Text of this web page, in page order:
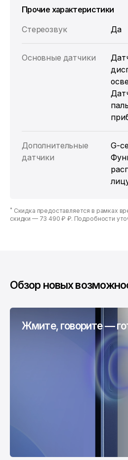
Прочие характеристики
Стереозвук
Да
Основные датчики
Дополнительные
датчики
G-
* Скидка предоставляется в рамках
скидки — 73 490 ₽ ₽. Подробности
Обзор новых
Жмите, говорите —